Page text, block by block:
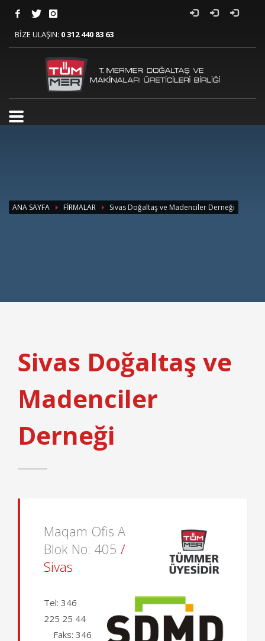
BİZE ULAŞIN: 0 312 440 83 63
ANA SAYFA FİRMALAR Sivas Doğaltaş ve Madenciler Derneği >
Sivas Doğaltaş ve
Madenciler
Derneği
Maqam Ofis A
Blok No: 405 /
Sivas
Tel: 346
225 25 44
Faks: 346